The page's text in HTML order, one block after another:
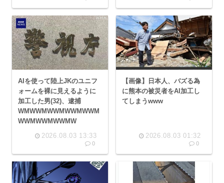
AIを使って陸上JKのユニフ
ォームを裸に見えるように
加工した男(32)、逮捕
WMWWMWWMWWMWWM
WWMWWMWWMW
2026.08.03 13:33
0
【画像】日本人、バズる為
に熊本の被災者をAI加工し
てしまうwww
2026.08.03 01:32
0